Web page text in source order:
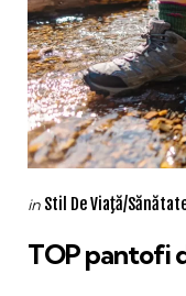
Categories
Posted
in Stil De Viaţă/
TOP pantofi